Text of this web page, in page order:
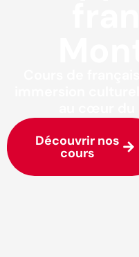
Découvrir nos
cours